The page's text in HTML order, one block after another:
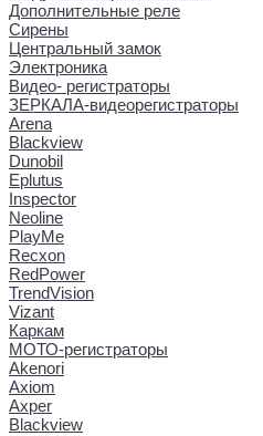
Дополнительные реле
Сирены
Центральный замок
Электроника
Видео- регистраторы
ЗЕРКАЛА-видеорегистраторы
Arena
Blackview
Dunobil
Eplutus
Inspector
Neoline
PlayMe
Recxon
RedPower
TrendVision
Vizant
Каркам
МОТО-регистраторы
Akenori
Axiom
Axper
Blackview